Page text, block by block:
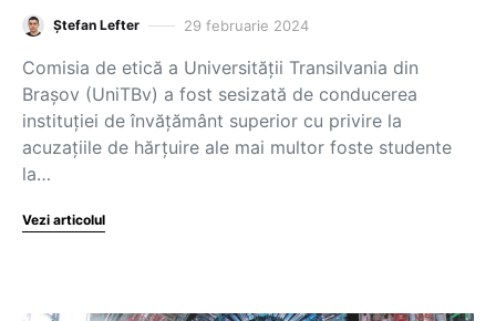
Ștefan Lefter 29 februarie 2024
Comisia de etică a Universității Transilvania din
Brașov (UniTBv) a fost sesizată de conducerea
instituției de învățământ superior cu privire la
acuzațiile de hărțuire ale mai multor foste studente
la…
Vezi articolul